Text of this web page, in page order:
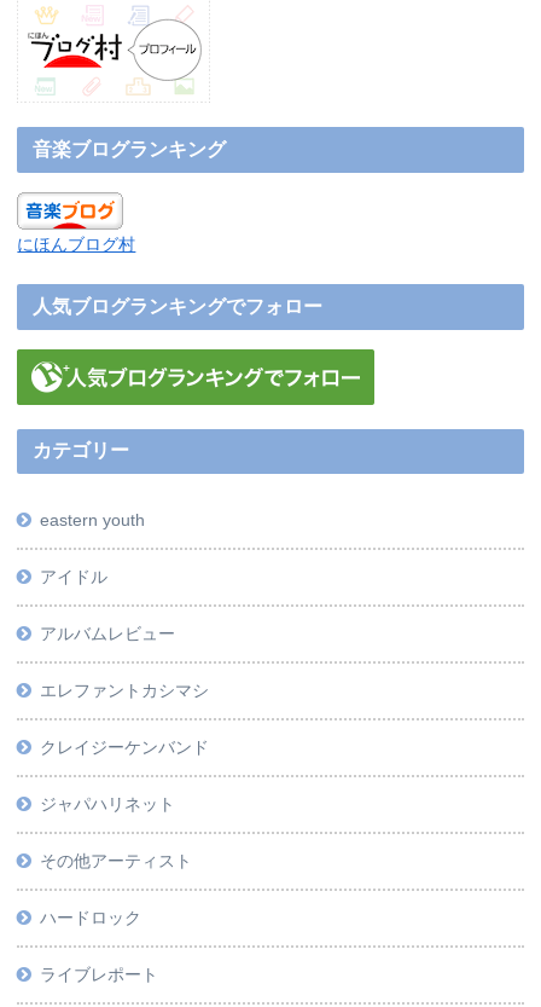
音楽ブログランキング
にほんブログ村
人気ブログランキングでフォロー
カテゴリー
eastern youth
アイドル
アルバムレビュー
エレファントカシマシ
クレイジーケンバンド
ジャパハリネット
その他アーティスト
ハードロック
ライブレポート